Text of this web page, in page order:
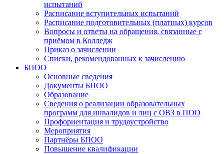
испытаний
Расписание вступительных испытаний
Расписание подготовительных (платных) курсов
Вопросы и ответы на обращения, связанные с
приёмом в Колледж
Приказ о зачислении
Списки, рекомендованных к зачислению
БПОО
Основные сведения
Документы БПОО
Образование
Сведения о реализации образовательных
программ для инвалидов и лиц с ОВЗ в ПОО
Профориентация и трудоустройство
Мероприятия
Партнёры БПОО
Повышение квалификации